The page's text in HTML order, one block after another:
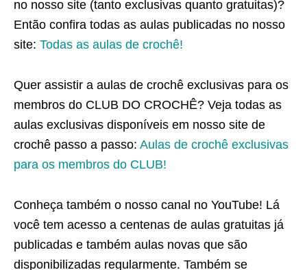
no nosso site (tanto exclusivas quanto gratuitas)?
Então confira todas as aulas publicadas no nosso
site: Todas as aulas de crochê!
Quer assistir a aulas de crochê exclusivas para os
membros do CLUB DO CROCHÊ? Veja todas as
aulas exclusivas disponíveis em nosso site de
crochê passo a passo: Aulas de crochê exclusivas
para os membros do CLUB!
Conheça também o nosso canal no YouTube! Lá
você tem acesso a centenas de aulas gratuitas já
publicadas e também aulas novas que são
disponibilizadas regularmente. Também se